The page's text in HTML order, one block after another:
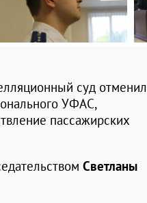
суд отменил
УФАС,
пассажирских
Светланы